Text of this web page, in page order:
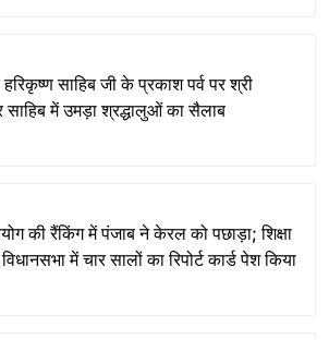
साहिब जी के प्रकाश पर्व पर श्री
साहिब में उमड़ा श्रद्धालुओं का सैलाब
की रैंकिंग में पंजाब ने केरल को पछाड़ा; शिक्षा
में चार सालों का रिपोर्ट कार्ड पेश किया